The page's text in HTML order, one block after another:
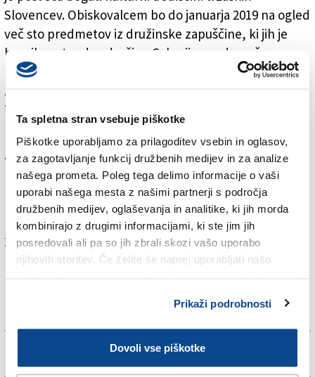
Ta spletna stran vsebuje piškotke
Piškotke uporabljamo za prilagoditev vsebin in oglasov,
za zagotavljanje funkcij družbenih medijev in za analize
našega prometa. Poleg tega delimo informacije o vaši
uporabi našega mesta z našimi partnerji s področja
družbenih medijev, oglaševanja in analitike, ki jih morda
kombinirajo z drugimi informacijami, ki ste jim jih
posredovali ali pa so jih zbrali skozi vašo uporabo
njihovih storitev. Če želite še naprej uporabljati našo
Prikaži podrobnosti
Dovoli vse piškotke
Slovencev. Obiskovalcem bo do januarja 2019 na ogled
več sto predmetov iz družinske zapuščine, ki jih je
hranilo pet rodov družine Caharija, po domače
Babčevih, iz Nabrežine. Gre za prikaz največje
zasebne družinske zbirke ribiških predmetov na
Tržaškem.
Razstavo je SEM pripravil v sodelovanju z lastnikom
zbirke, Bogdanom Petelinom, s katerim smo se
pogovorili.
Več v današnji (četrtkovi) tiskani izdaji.
Za branje in pisanje komentarjevje potrebna prijava
Več novic